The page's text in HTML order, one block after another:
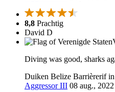
8,8 Prachtig
David D
Diving was good, sharks
Duiken Belize Barrièrerif
Aggressor III 08 aug., 2022